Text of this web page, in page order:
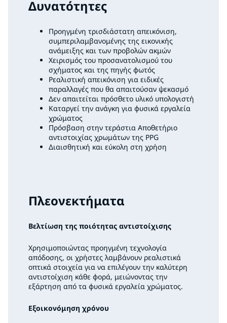
Δυνατότητες
Προηγμένη τρισδιάστατη απεικόνιση,
συμπεριλαμβανομένης της εικονικής
ανάμειξης και των προβολών ακμών
Χειρισμός του προσανατολισμού του
σχήματος και της πηγής φωτός
Ρεαλιστική απεικόνιση για ειδικές
παραλλαγές που θα απαιτούσαν ψεκασμό
Δεν απαιτείται πρόσθετο υλικό υπολογιστή
Καταργεί την ανάγκη για φυσικά εργαλεία
χρώματος
Πρόσβαση στην τεράστια Αποθετήριο
αντιστοιχίας χρωμάτων της PPG
Διαισθητική και εύκολη στη χρήση
Πλεονεκτήματα
Βελτίωση της ποιότητας αντιστοίχισης
Χρησιμοποιώντας προηγμένη τεχνολογία
απόδοσης, οι χρήστες λαμβάνουν ρεαλιστικά
οπτικά στοιχεία για να επιλέγουν την καλύτερη
αντιστοίχιση κάθε φορά, μειώνοντας την
εξάρτηση από τα φυσικά εργαλεία χρώματος.
Εξοικονόμηση χρόνου